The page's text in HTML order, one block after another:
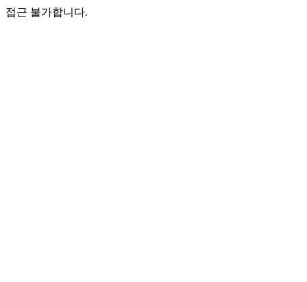
접근 불가합니다.